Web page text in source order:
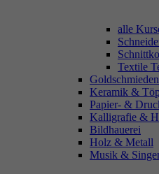
alle
Textile
Keramik &
Papier- &
Kalligrafie &
Bildhauerei
Holz & Metall
Musik &